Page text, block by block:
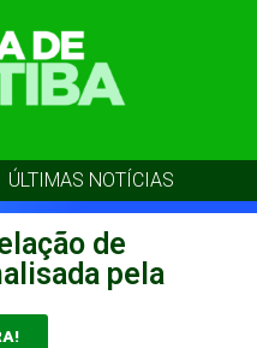
ÚLTIMAS NOTÍCIAS
de
pela